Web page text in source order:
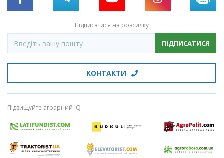
Підписатися на розсилку
ПІДПИСАТИСЯ
КОНТАКТИ
Підвищуйте аграрний IQ